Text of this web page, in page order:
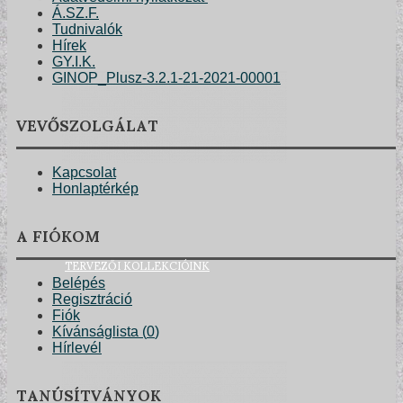
TERVEZŐI KOLLEKCIÓINK
Á.SZ.F.
Tudnivalók
Hírek
GY.I.K.
GINOP_Plusz-3.2.1-21-2021-00001
VEVŐSZOLGÁLAT
Kapcsolat
Honlaptérkép
A FIÓKOM
Belépés
Regisztráció
Fiók
Kívánságlista (0)
Hírlevél